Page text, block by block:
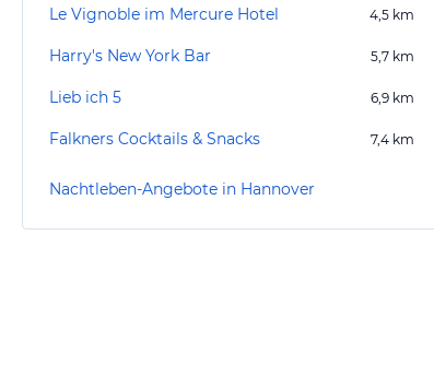
Le Vignoble im Mercure Hotel 4,5 km
Harry's New York Bar 5,7 km
Lieb ich 5 6,9 km
Falkners Cocktails & Snacks 7,4 km
Nachtleben-Angebote in Hannover